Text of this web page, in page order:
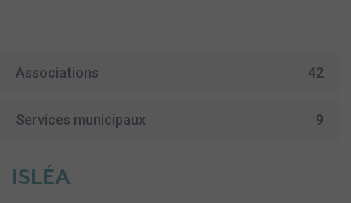
Associations 42
Services municipaux 9
ISLÉA